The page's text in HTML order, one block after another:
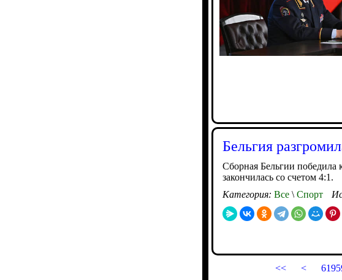
Бельгия
Сборная Бельгии
закончилась со счетом 4:1.
Категория: Все \ Спорт
<< <